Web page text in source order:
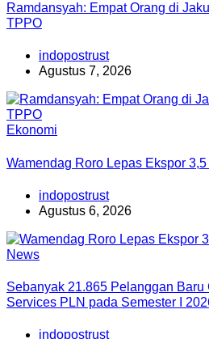
Ramdansyah: Empat Orang di
TPPO
indopostrust
Agustus 7, 2026
Ekonomi
Wamendag Roro Lepas Ekspor
indopostrust
Agustus 6, 2026
News
Sebanyak 21.865 Pelanggan
Services PLN pada Semester I
indopostrust